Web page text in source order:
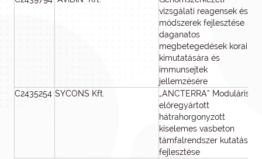
vizsgálati reagensek és
módszerek fejlesztése
daganatos
megbetegedések korai
kimutatására és
immunsejtek
jellemzésére
C2435254 SYCONS Kft.
„ANCTERRA” Moduláris
előregyártott
hátrahorgonyzott
kiselemes vasbeton
támfalrendszer kutatás-
fejlesztése